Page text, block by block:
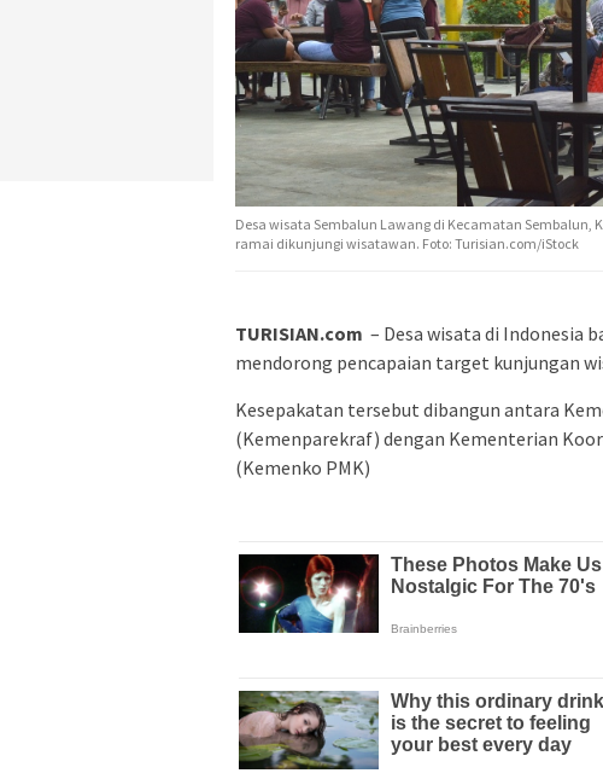
Desa wisata Sembalun Lawang di Kecamatan Sembalun,
ramai dikunjungi wisatawan. Foto: Turisian.com/iStock
TURISIAN.com – Desa wisata di Indonesia
mendorong pencapaian target kunjungan
Kesepakatan tersebut dibangun antara
(Kemenparekraf) dengan Kementerian
(Kemenko PMK)